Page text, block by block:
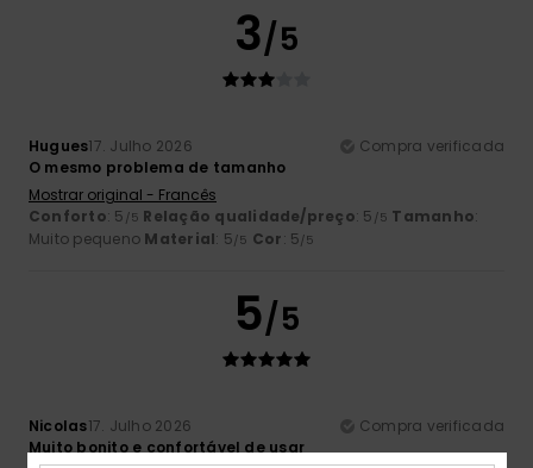
3/5
Hugues17. Julho 2026
Compra verificada
O mesmo problema de tamanho
Mostrar original - Francês
Conforto: 5 /5 Relação qualidade/preço: 5 /5 Tamanho:
Muito pequeno Material: 5/5 Cor: 5/5
5/5
Nicolas17. Julho 2026
Compra verificada
Muito bonito e confortável de usar